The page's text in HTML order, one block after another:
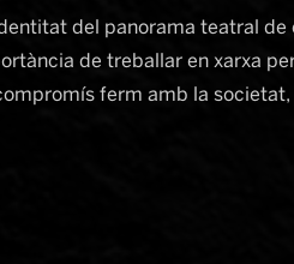
del panorama teatral de
de treballar en xarxa
ferm amb la